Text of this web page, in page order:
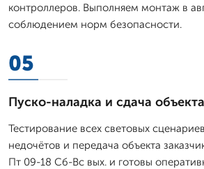
контроллеров. Выполняем монтаж в
соблюдением норм безопасности.
05
Пуско-наладка и сдача объекта
Тестирование всех световых
недочётов и передача объекта
Пт 09-18 Сб-Вс вых. и готовы